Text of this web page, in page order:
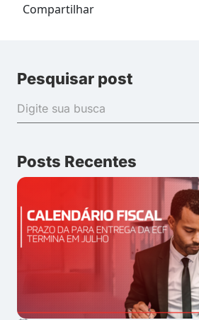
Compartilhar
Pesquisar post
Posts Recentes